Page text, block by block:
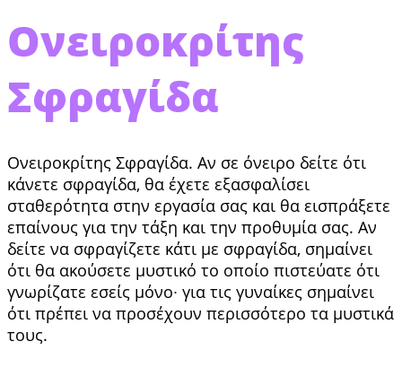
Ονειροκρίτης
Σφραγίδα
Ονειροκρίτης Σφραγίδα. Αν σε όνειρο δείτε ότι
κάνετε σφρα­γίδα, θα έχετε εξασφαλίσει
σταθερότητα στην ερ­γασία σας και θα εισπράξετε
επαίνους για την τάξη και την προθυμία σας. Αν
δείτε να σφραγί­ζετε κάτι με σφραγίδα, σημαίνει
ότι θα ακούσετε μυστικό το οποίο πιστεύατε ότι
γνωρίζατε εσείς μόνο∙ για τις γυναίκες σημαίνει
ότι πρέπει να προ­σέχουν περισσότερο τα μυστικά
τους.